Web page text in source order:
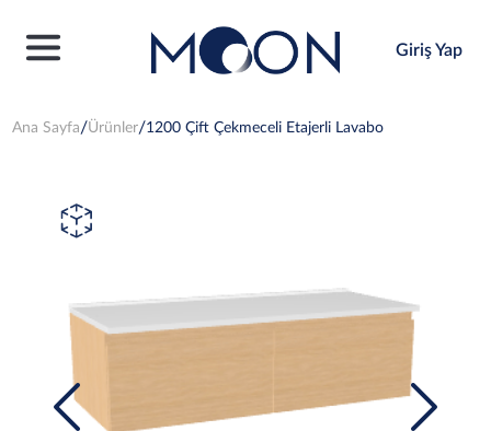
Giriş Yap
Ana Sayfa Ürünler 1200 Çift Çekmeceli Etajerli Lavabo